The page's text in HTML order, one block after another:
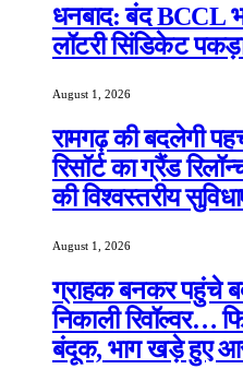
धनबाद: बंद BCCL
लॉटरी सिंडिकेट
August 1, 2026
रामगढ़ की बदलेगी
रिसॉर्ट का ग्रैंड
की विश्वस्तरीय
August 1, 2026
ग्राहक बनकर पहुंचे
निकाली रिवॉल्वर…
बंदूक, भाग खड़े हुए